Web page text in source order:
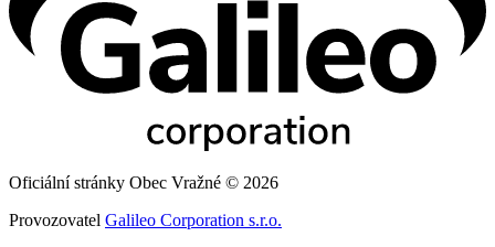
Oficiální stránky Obec Vražné © 2026
Provozovatel Galileo Corporation s.r.o.